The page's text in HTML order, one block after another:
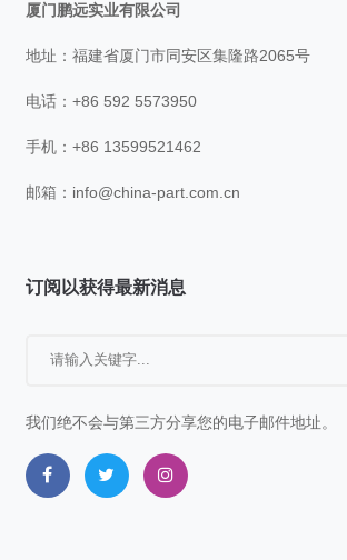
厦门鹏远实业有限公司
地址：福建省厦门市同安区集隆路2065号
电话：+86 592 5573950
手机：+86 13599521462
邮箱： info@china-part.com.cn
订阅以获得最新消息
我们绝不会与第三方分享您的电子邮件地址。